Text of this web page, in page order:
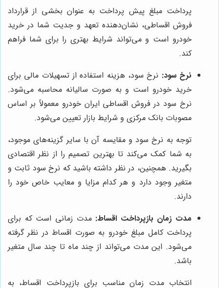
پرداخت مبلغ پیش پرداخت به عنوان بخشی از قرارداد
فروش اقساطی، نشان‌دهنده تعهد و جدیت شما در خرید
خودرو است و می‌تواند شرایط بهتری را برای شما فراهم
کند.
نرخ سود: نرخ سود، هزینه استفاده از تسهیلات مالی برای
خرید خودرو است و به صورت سالیانه محاسبه می‌شود.
نرخ سود در فروش اقساطی ایران خودرو معمولاً بر اساس
مصوبات بانک مرکزی و شرایط بازار تعیین می‌شود.
توجه به نرخ سود و مقایسه آن با سایر گزینه‌های موجود،
به شما کمک می‌کند تا بهترین تصمیم را از نظر اقتصادی
بگیرید. همچنین، در نظر داشته باشید که نرخ سود ثابت و
متغیر وجود دارد و هر کدام مزایا و معایب خاص خود را
دارند.
مدت زمان بازپرداخت اقساط: مدت زمانی است که برای
پرداخت کامل مبلغ خودرو به صورت اقساط در نظر گرفته
می‌شود. این مدت می‌تواند از چند ماه تا چند سال متغیر
باشد.
انتخاب مدت زمان مناسب برای بازپرداخت اقساط، به